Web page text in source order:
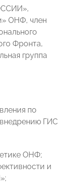
ОНФ, член
Фронта,
группа
по
ГИС
ОНФ;
и